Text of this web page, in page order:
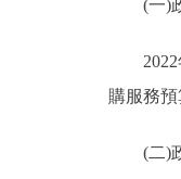
(一)政
2022年
購服務預
(二)政